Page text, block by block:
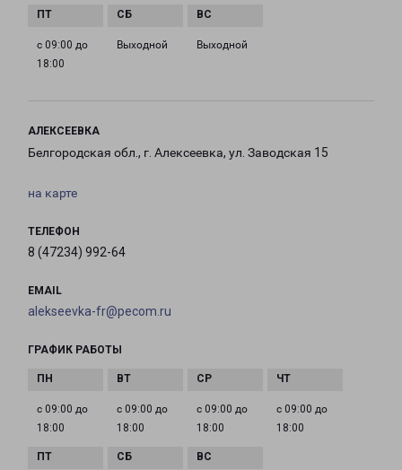
с 09:00 до
18:00
Выходной Выходной
АЛЕКСЕЕВКА
Белгородская обл., г. Алексеевка, ул. Заводская 15
на карте
ТЕЛЕФОН
8 (47234) 992-64
EMAIL
alekseevka-fr@pecom.ru
ГРАФИК РАБОТЫ
с 09:00 до
18:00
с 09:00 до
18:00
с 09:00 до
18:00
с 09:00 до
18:00